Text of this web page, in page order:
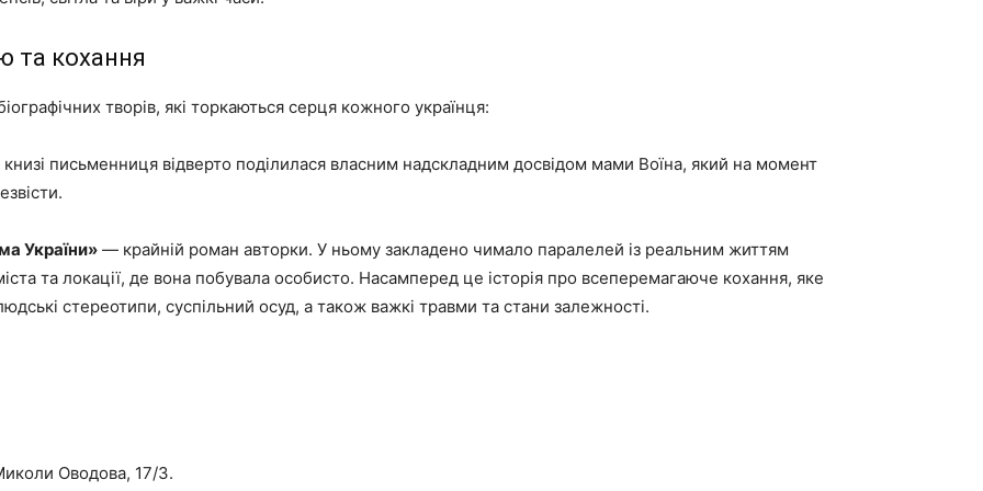
та кохання
творів, які торкаються серця кожного українця:
письменниця відверто поділилася власним надскладним досвідом мами Воїна, який на момент
України» — крайній роман авторки. У ньому закладено чимало паралелей із реальним життям
та локації, де вона побувала особисто. Насамперед це історія про всеперемагаюче кохання, яке
стереотипи, суспільний осуд, а також важкі травми та стани залежності.
Оводова, 17/3.